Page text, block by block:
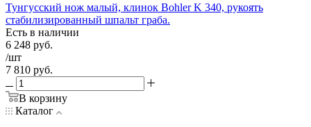
Тунгусский нож малый, клинок Bohler K 340, рукоять
стабилизированный шпальт граба.
Есть в наличии
6 248 руб.
/шт
7 810 руб.
В корзину
Каталог